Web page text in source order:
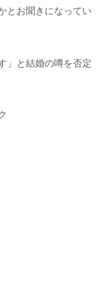
とお聞きになってい
」と結婚の噂を否定